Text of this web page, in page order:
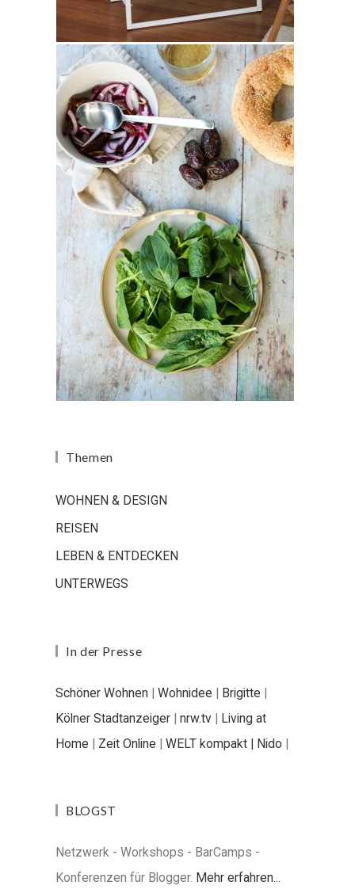
Themen
WOHNEN & DESIGN
REISEN
LEBEN & ENTDECKEN
UNTERWEGS
In der Presse
Schöner Wohnen | Wohnidee | Brigitte |
Kölner Stadtanzeiger | nrw.tv | Living at
Home | Zeit Online | WELT kompakt | Nido |
BLOGST
Netzwerk - Workshops - BarCamps -
Konferenzen für Blogger. Mehr erfahren...